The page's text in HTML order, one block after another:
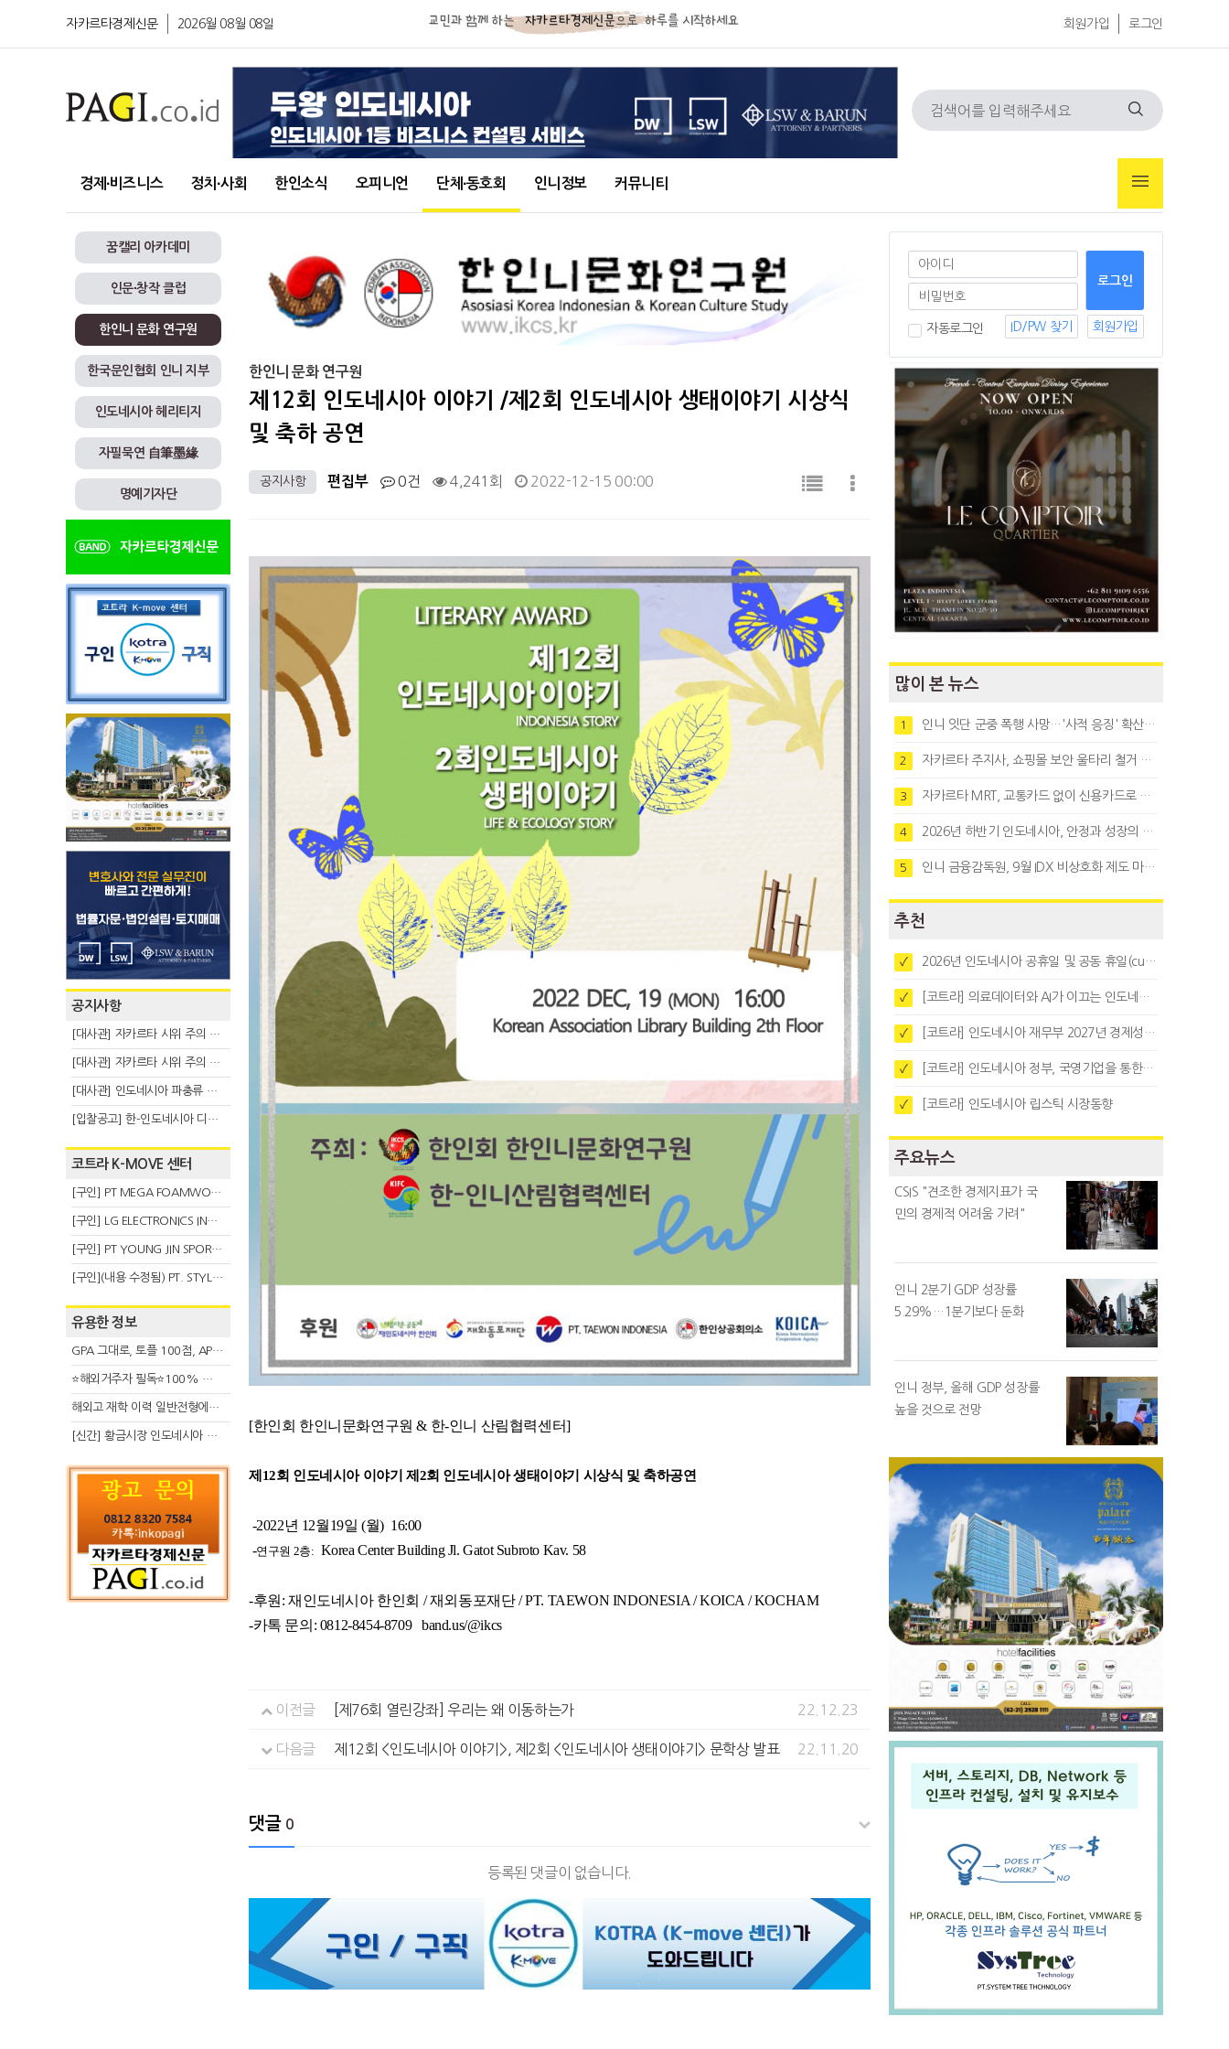
자카르타경제신문 2026월 08월 08일 회원가입 로그인
경제∙비즈니스 정치∙사회 한인소식 오피니언 단체∙동호회 인니정보 커뮤니티
꿈캘리 아카데미
인문∙창작 클럽
한인니 문화 연구원
한국문인협회 인니 지부
인도네시아 헤리티지
자필묵연 自筆墨緣
명예기자단
공지사항
[대사관] 자카르타 시위 주의 안내(8.6)
[대사관] 자카르타 시위 주의 안내(8.3)
[대사관] 인도네시아 파충류 불법 반출 주의 (7.29)
[입찰공고] 한-인도네시아 디지털융복합 탈 전시회
코트라 K-MOVE 센터
[구인] PT MEGA FOAMWORKS INDONESIA
[구인] LG ELECTRONICS INDONESIA
[구인] PT YOUNG JIN SPORT INDONESIA
[구인](내용 수정됨) PT. STYLE KOREAN INDONESIA (스타일 코리안 인도네시아)
유용한 정보
GPA 그대로, 토플 100점, AP 막막 — 원인은 하나입니다
⭐해외거주자 필독⭐100% 온라인 마지막 한국어교원 2급 추가모집 (~8/2)
해외고 재학 이력 일반전형에서 분명한 입시 강점 살리는 전략
[신간] 황금시장 인도네시아 슈퍼리치의 성공 수업
한인니 문화 연구원
제12회 인도네시아 이야기 /제2회 인도네시아 생태이야기 시상식
및 축하 공연
공지사항 편집부 0건 4,241회 2022-12-15 00:00
[한인회 한인니문화연구원 & 한-인니 산림협력센터]
제12회 인도네시아 이야기 제2회 인도네시아 생태이야기 시상식 및 축하공연
-2022년 12월19일 (월) 16:00
-연구원 2층: Korea Center Building Jl. Gatot Subroto Kav. 58
-후원: 재인도네시아 한인회 / 재외동포재단 / PT. TAEWON INDONESIA / KOICA / KOCHAM
-카톡 문의: 0812-8454-8709 band.us/@ikcs
이전글 [제76회 열린강좌] 우리는 왜 이동하는가 22.12.23
다음글 제12회 <인도네시아 이야기>, 제2회 <인도네시아 생태이야기> 문학상 발표 22.11.20
댓글 0
등록된 댓글이 없습니다.
자동로그인 ID/PW 찾기 회원가입
많이 본 뉴스
1 인니 잇단 군중 폭행 사망…'사적 응징' 확산에 법치 우려
2 자카르타 주지사, 쇼핑몰 보안 울타리 철거 요청…"치안 문제없다"
3 자카르타 MRT, 교통카드 없이 신용카드로 바로 탄다
4 2026년 하반기 인도네시아, 안정과 성장의 시험대
5 인니 금융감독원, 9월 IDX 비상호화 제도 마련…주식회사 전환 본격화
추천
✓ 2026년 인도네시아 공휴일 및 공동 휴일(cuti bersama)
✓ [코트라] 의료데이터와 AI가 이끄는 인도네시아 디지털 헬스케어 시장 트렌드
✓ [코트라] 인도네시아 재무부 2027년 경제성장 전망 및 목표 발표
✓ [코트라] 인도네시아 정부, 국영기업을 통한 석탄·팜유·합금철 수출 중앙집중화 추진
✓ [코트라] 인도네시아 립스틱 시장동향
주요뉴스
CSIS "견조한 경제지표가 국
민의 경제적 어려움 가려"
인니 2분기 GDP 성장률
5.29%…1분기보다 둔화
인니 정부, 올해 GDP 성장률
높을 것으로 전망